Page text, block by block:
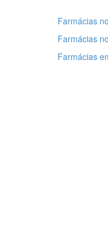
Farmácias
Farmácias
Farmácias